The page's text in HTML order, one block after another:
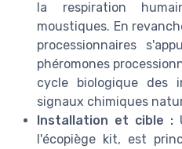
la respiration
moustiques. En
processionnaires
phéromones
cycle biologique des
signaux chimiques
Installation et cible :
l'écopiège kit, est